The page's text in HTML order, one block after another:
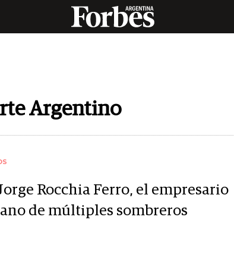
Argentino
Rocchia Ferro, el empresario
de múltiples sombreros